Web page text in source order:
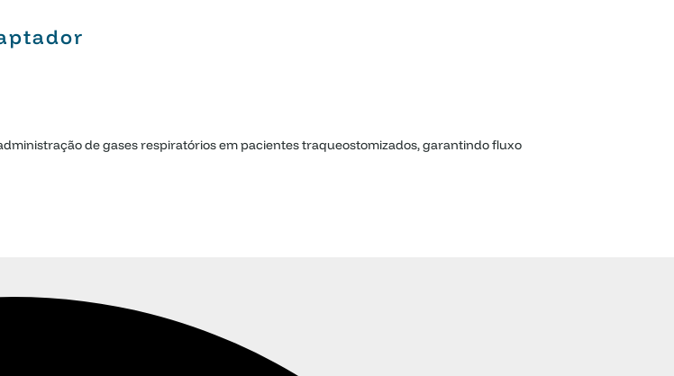
de gases respiratórios em pacientes traqueostomizados, garantindo fluxo